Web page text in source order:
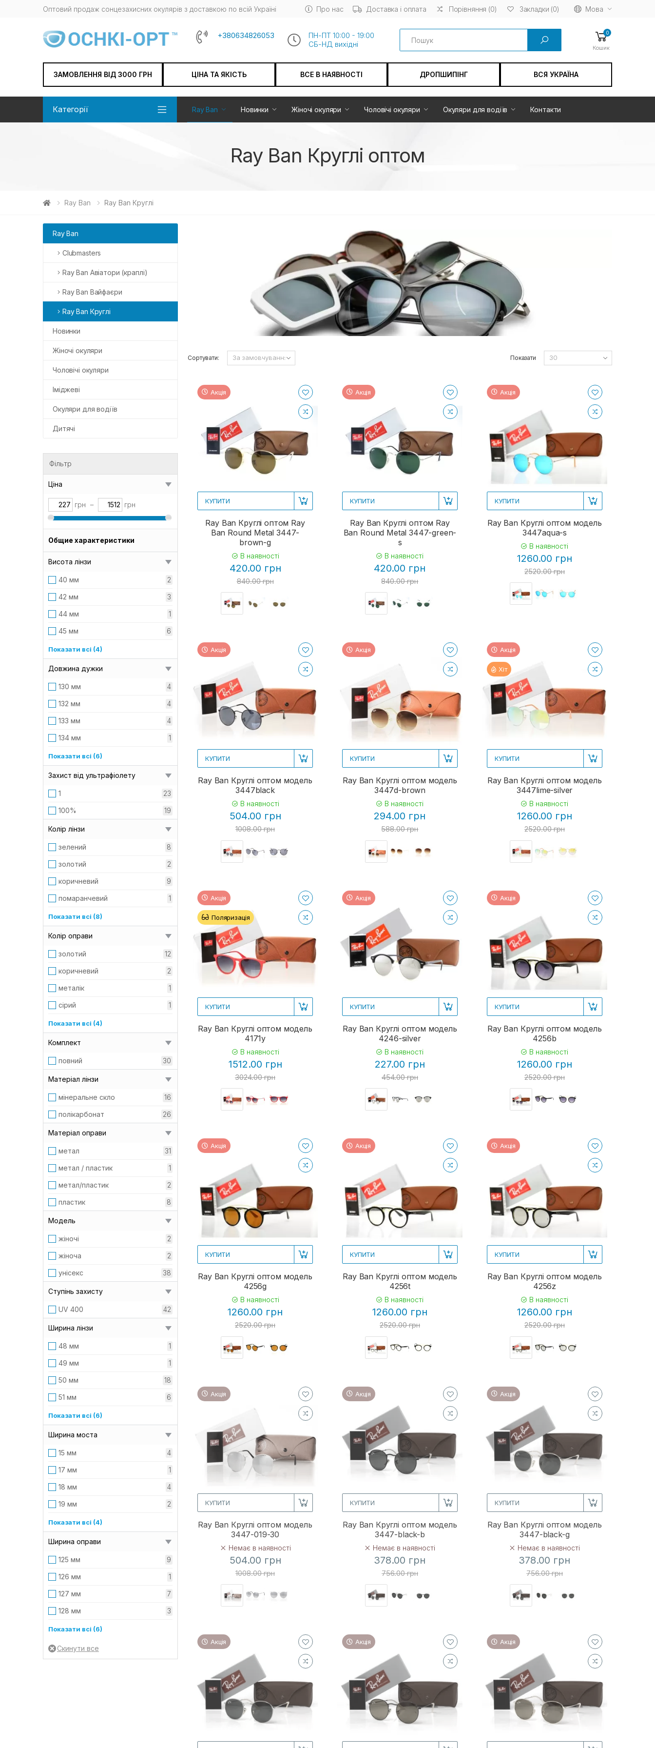
Оптовий продаж сонцезахисних окулярів з доставкою по всій Україні Про нас Доставка і оплата Порівняння (0) Закладки (0) Мова
+380634826053
ПН-ПТ 10:00 - 19:00
СБ-НД вихiдні
Search 0
Кошик
ЗАМОВЛЕННЯ ВІД 3000 ГРН ЦІНА ТА ЯКІСТЬ ВСЕ В НАЯВНОСТІ ДРОПШИПІНГ ВСЯ УКРАЇНА
Категорії Ray Ban Новинки Жіночі окуляри Чоловічі окуляри Окуляри для водіїв Контакти
Ray Ban Круглі оптом
Ray Ban Ray Ban Круглі
Ray Ban
Clubmasters
Ray Ban Авіатори (краплі)
Ray Ban Вайфаєри
Ray Ban Круглі
Новинки
Жіночі окуляри
Чоловічі окуляри
Іміджеві
Окуляри для водіїв
Дитячі
Фільтр
Ціна
грн – грн
Общие характеристики
Висота лінзи
40 мм 2
42 мм 3
44 мм 1
45 мм 6
46 мм
12
48 мм 9
50 мм 7
Показати всі (4)
Довжина дужки
130 мм 4
132 мм 4
133 мм 4
134 мм 1
135 мм
137 мм 1
138 мм 1
139 мм 1
Показати всі (6)
Захист від ультрафіолету
1 23
100% 19
Колір лінзи
зелений 8
золотий 2
коричневий 9
помаранчевий 1
прозорий
ртутний 3
4
синє дзеркало 1
4
срібне дзеркало 1
чорний 7
Показати всі (8)
Колір оправи
золотий 12
коричневий 2
металік 1
сірий 1
срібний
1
червоний 1
Показати всі (4)
Комплект
повний 30
Матеріал лінзи
мінеральне скло 16
полікарбонат 26
Матеріал оправи
метал 31
метал / пластик 1
метал/пластик 2
пластик 8
Модель
жіночі 2
жіноча 2
унісекс 38
Ступінь захисту
UV 400 42
Ширина лінзи
48 мм 1
49 мм 1
50 мм 18
51 мм 6
51мм
9
53 мм 1
54 мм 2
55 мм 2
57 мм 1
Показати всі (6)
Ширина моста
15 мм 4
17 мм 1
18 мм 4
19 мм 2
20 мм
9
25 мм 4
30 мм 1
Показати всі (4)
Ширина оправи
125 мм 9
126 мм 1
127 мм 7
128 мм 3
130 мм
133 мм
135 мм 7
Показати всі (6)
Сортувати: Показати
Акція
КУПИТИ
Ray Ban Круглі оптом Ray
Ban Round Metal 3447-
brown-g
В наявності
420.00 грн
840.00 грн
Акція
КУПИТИ
Ray Ban Круглі оптом Ray
Ban Round Metal 3447-green-
s
В наявності
420.00 грн
840.00 грн
Акція
КУПИТИ
Ray Ban Круглі оптом модель
3447aqua-s
В наявності
1260.00 грн
2520.00 грн
Акція
КУПИТИ
Ray Ban Круглі оптом модель
3447black
В наявності
504.00 грн
1008.00 грн
Акція
КУПИТИ
Ray Ban Круглі оптом модель
3447d-brown
В наявності
294.00 грн
588.00 грн
Акція
Хіт
КУПИТИ
Ray Ban Круглі оптом модель
3447lime-silver
В наявності
1260.00 грн
2520.00 грн
Акція
Поляризація
КУПИТИ
Ray Ban Круглі оптом модель
4171y
В наявності
1512.00 грн
3024.00 грн
Акція
КУПИТИ
Ray Ban Круглі оптом модель
4246-silver
В наявності
227.00 грн
454.00 грн
Акція
КУПИТИ
Ray Ban Круглі оптом модель
4256b
В наявності
1260.00 грн
2520.00 грн
Акція
КУПИТИ
Ray Ban Круглі оптом модель
4256g
В наявності
1260.00 грн
2520.00 грн
Акція
КУПИТИ
Ray Ban Круглі оптом модель
4256t
В наявності
1260.00 грн
2520.00 грн
Акція
КУПИТИ
Ray Ban Круглі оптом модель
4256z
В наявності
1260.00 грн
2520.00 грн
Акція
КУПИТИ
Ray Ban Круглі оптом модель
3447-019-30
Немає в наявності
504.00 грн
1008.00 грн
Акція
КУПИТИ
Ray Ban Круглі оптом модель
3447-black-b
Немає в наявності
378.00 грн
756.00 грн
Акція
КУПИТИ
Ray Ban Круглі оптом модель
3447-black-g
Немає в наявності
378.00 грн
756.00 грн
Акція Акція Акція